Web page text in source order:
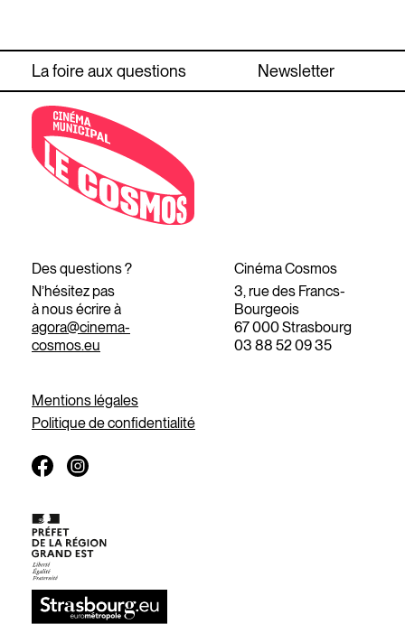
La foire aux questions Newsletter
Des questions ?
N’hésitez pas
à nous écrire à
agora@cinema-
cosmos.eu
Cinéma Cosmos
3, rue des Francs-
Bourgeois
67 000 Strasbourg
03 88 52 09 35
Mentions légales
Politique de confidentialité